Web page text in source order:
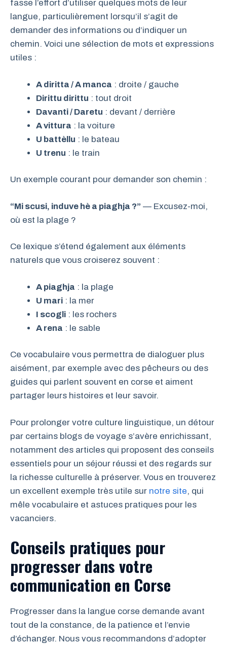
fasse l’effort d’utiliser quelques mots de leur
langue, particulièrement lorsqu’il s’agit de
demander des informations ou d’indiquer un
chemin. Voici une sélection de mots et expressions
utiles :
A diritta / A manca : droite / gauche
Dirittu dirittu : tout droit
Davanti / Daretu : devant / derrière
A vittura : la voiture
U battèllu : le bateau
U trenu : le train
Un exemple courant pour demander son chemin :
“Mi scusi, induve hè a piaghja ?” — Excusez-moi,
où est la plage ?
Ce lexique s’étend également aux éléments
naturels que vous croiserez souvent :
A piaghja : la plage
U mari : la mer
I scogli : les rochers
A rena : le sable
Ce vocabulaire vous permettra de dialoguer plus
aisément, par exemple avec des pêcheurs ou des
guides qui parlent souvent en corse et aiment
partager leurs histoires et leur savoir.
Pour prolonger votre culture linguistique, un détour
par certains blogs de voyage s’avère enrichissant,
notamment des articles qui proposent des conseils
essentiels pour un séjour réussi et des regards sur
la richesse culturelle à préserver. Vous en trouverez
un excellent exemple très utile sur notre site, qui
mêle vocabulaire et astuces pratiques pour les
vacanciers.
Conseils pratiques pour
progresser dans votre
communication en Corse
Progresser dans la langue corse demande avant
tout de la constance, de la patience et l’envie
d’échanger. Nous vous recommandons d’adopter